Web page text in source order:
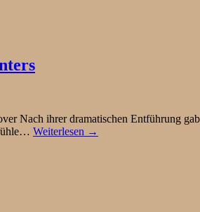
Nach ihrer dramatischen Entführung
Weiterlesen →